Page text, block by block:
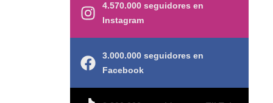
4.570.000 seguidores en
Instagram
3.000.000 seguidores en
Facebook